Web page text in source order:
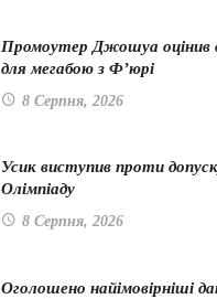
Промоутер Джошуа оцінив
для мегабою з Ф’юрі
8 Серпня, 2026
Усик виступив проти
Олімпіаду
8 Серпня, 2026
Оголошено найімовірніші